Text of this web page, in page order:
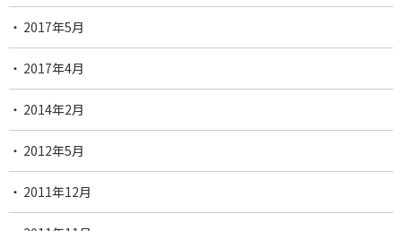
2017年5月
2017年4月
2014年2月
2012年5月
2011年12月